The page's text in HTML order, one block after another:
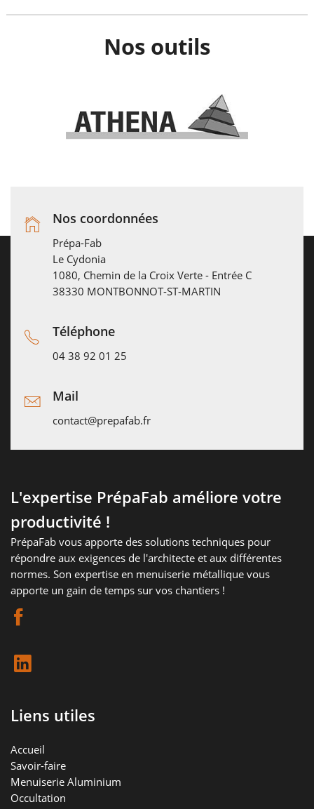
Nos outils
Nos coordonnées
Prépa-Fab
Le Cydonia
1080, Chemin de la Croix Verte - Entrée C
38330 MONTBONNOT-ST-MARTIN
Téléphone
04 38 92 01 25
Mail
contact@prepafab.fr
L'expertise PrépaFab améliore votre
productivité !
PrépaFab vous apporte des solutions techniques pour
répondre aux exigences de l'architecte et aux différentes
normes. Son expertise en menuiserie métallique vous
apporte un gain de temps sur vos chantiers !
Liens utiles
Accueil
Savoir-faire
Menuiserie Aluminium
Occultation